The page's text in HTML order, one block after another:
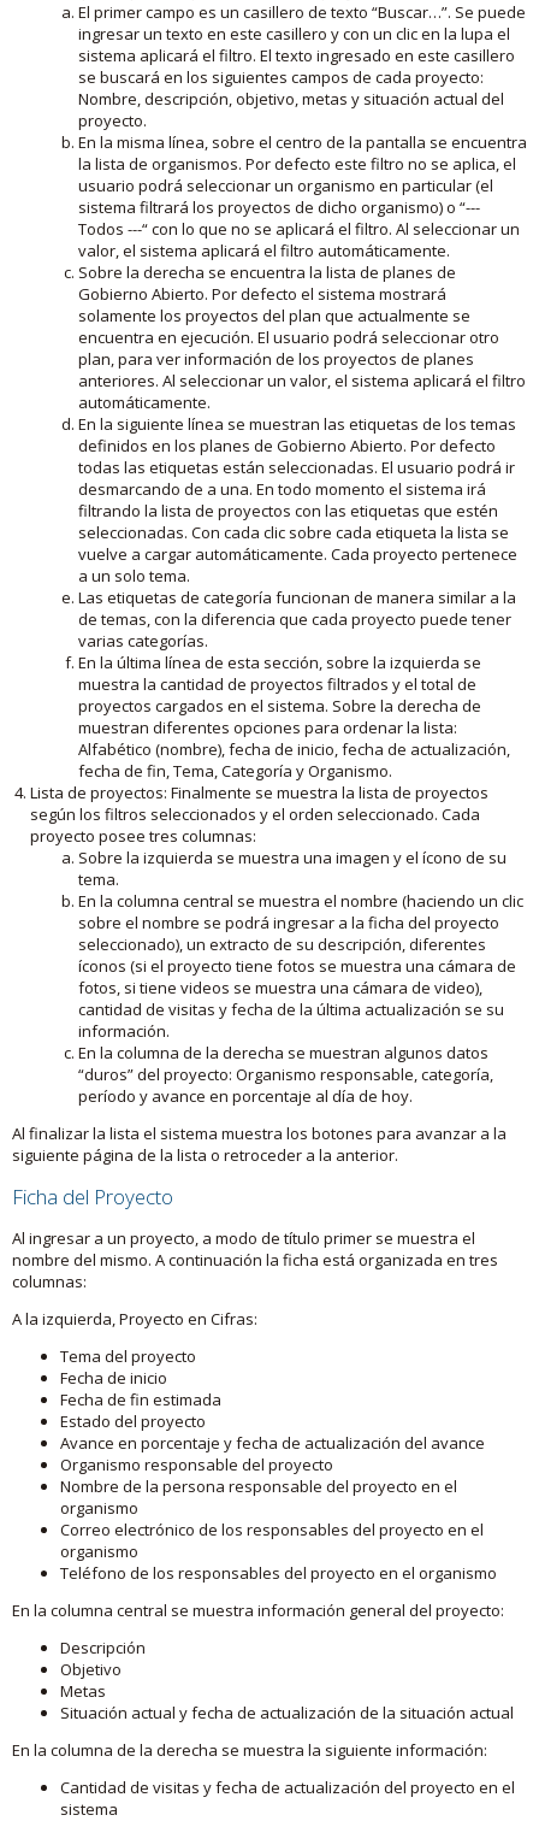
El primer campo es un casillero de texto “Buscar…”. Se puede
ingresar un texto en este casillero y con un clic en la lupa el
sistema aplicará el filtro. El texto ingresado en este casillero
se buscará en los siguientes campos de cada proyecto:
Nombre, descripción, objetivo, metas y situación actual del
proyecto.
En la misma línea, sobre el centro de la pantalla se encuentra
la lista de organismos. Por defecto este filtro no se aplica, el
usuario podrá seleccionar un organismo en particular (el
sistema filtrará los proyectos de dicho organismo) o “---
Todos ---“ con lo que no se aplicará el filtro. Al seleccionar un
valor, el sistema aplicará el filtro automáticamente.
Sobre la derecha se encuentra la lista de planes de
Gobierno Abierto. Por defecto el sistema mostrará
solamente los proyectos del plan que actualmente se
encuentra en ejecución. El usuario podrá seleccionar otro
plan, para ver información de los proyectos de planes
anteriores. Al seleccionar un valor, el sistema aplicará el filtro
automáticamente.
En la siguiente línea se muestran las etiquetas de los temas
definidos en los planes de Gobierno Abierto. Por defecto
todas las etiquetas están seleccionadas. El usuario podrá ir
desmarcando de a una. En todo momento el sistema irá
filtrando la lista de proyectos con las etiquetas que estén
seleccionadas. Con cada clic sobre cada etiqueta la lista se
vuelve a cargar automáticamente. Cada proyecto pertenece
a un solo tema.
Las etiquetas de categoría funcionan de manera similar a la
de temas, con la diferencia que cada proyecto puede tener
varias categorías.
En la última línea de esta sección, sobre la izquierda se
muestra la cantidad de proyectos filtrados y el total de
proyectos cargados en el sistema. Sobre la derecha de
muestran diferentes opciones para ordenar la lista:
Alfabético (nombre), fecha de inicio, fecha de actualización,
fecha de fin, Tema, Categoría y Organismo.
Lista de proyectos: Finalmente se muestra la lista de proyectos
según los filtros seleccionados y el orden seleccionado. Cada
proyecto posee tres columnas:
Sobre la izquierda se muestra una imagen y el ícono de su
tema.
En la columna central se muestra el nombre (haciendo un clic
sobre el nombre se podrá ingresar a la ficha del proyecto
seleccionado), un extracto de su descripción, diferentes
íconos (si el proyecto tiene fotos se muestra una cámara de
fotos, si tiene videos se muestra una cámara de video),
cantidad de visitas y fecha de la última actualización se su
información.
En la columna de la derecha se muestran algunos datos
“duros” del proyecto: Organismo responsable, categoría,
período y avance en porcentaje al día de hoy.
Al finalizar la lista el sistema muestra los botones para avanzar a la
siguiente página de la lista o retroceder a la anterior.
Ficha del Proyecto
Al ingresar a un proyecto, a modo de título primer se muestra el
nombre del mismo. A continuación la ficha está organizada en tres
columnas:
A la izquierda, Proyecto en Cifras:
Tema del proyecto
Fecha de inicio
Fecha de fin estimada
Estado del proyecto
Avance en porcentaje y fecha de actualización del avance
Organismo responsable del proyecto
Nombre de la persona responsable del proyecto en el
organismo
Correo electrónico de los responsables del proyecto en el
organismo
Teléfono de los responsables del proyecto en el organismo
En la columna central se muestra información general del proyecto:
Descripción
Objetivo
Metas
Situación actual y fecha de actualización de la situación actual
En la columna de la derecha se muestra la siguiente información:
Cantidad de visitas y fecha de actualización del proyecto en el
sistema